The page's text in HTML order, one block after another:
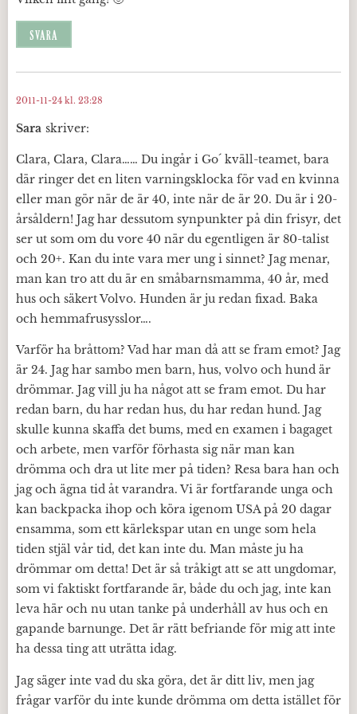
SVARA
Sara skriver:
2011-11-24 kl. 23:28
Clara, Clara, Clara…… Du ingår i Go´ kväll-teamet, bara
där ringer det en liten varningsklocka för vad en kvinna
eller man gör när de är 40, inte när de är 20. Du är i 20-
årsåldern! Jag har dessutom synpunkter på din frisyr, det
ser ut som om du vore 40 när du egentligen är 80-talist
och 20+. Kan du inte vara mer ung i sinnet? Jag menar,
man kan tro att du är en småbarnsmamma, 40 år, med
hus och säkert Volvo. Hunden är ju redan fixad. Baka
och hemmafrusysslor….
Varför ha bråttom? Vad har man då att se fram emot? Jag
är 24. Jag har sambo men barn, hus, volvo och hund är
drömmar. Jag vill ju ha något att se fram emot. Du har
redan barn, du har redan hus, du har redan hund. Jag
skulle kunna skaffa det bums, med en examen i bagaget
och arbete, men varför förhasta sig när man kan
drömma och dra ut lite mer på tiden? Resa bara han och
jag och ägna tid åt varandra. Vi är fortfarande unga och
kan backpacka ihop och köra igenom USA på 20 dagar
ensamma, som ett kärlekspar utan en unge som hela
tiden stjäl vår tid, det kan inte du. Man måste ju ha
drömmar om detta! Det är så tråkigt att se att ungdomar,
som vi faktiskt fortfarande är, både du och jag, inte kan
leva här och nu utan tanke på underhåll av hus och en
gapande barnunge. Det är rätt befriande för mig att inte
ha dessa ting att uträtta idag.
Jag säger inte vad du ska göra, det är ditt liv, men jag
frågar varför du inte kunde drömma om detta istället för